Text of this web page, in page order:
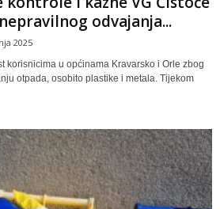
odvajanja...
2025
korisnicima u općinama Kravarsko i Orle zbog
otpada, osobito plastike i metala. Tijekom